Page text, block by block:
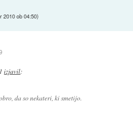
2010 ob 04:50)
izjavil:
da so nekateri, ki smetijo.